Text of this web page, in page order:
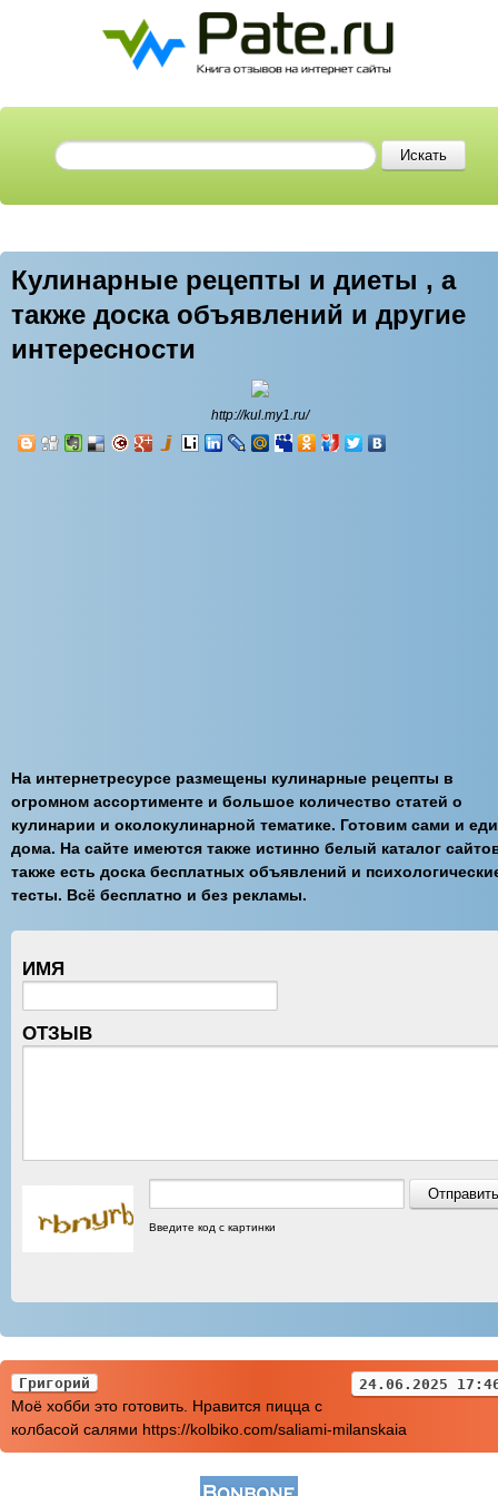
Кулинарные рецепты и диеты , а
также доска объявлений и другие
интересности
http://kul.my1.ru/
На интернетресурсе размещены кулинарные рецепты в
огромном ассортименте и большое количество статей о
кулинарии и околокулинарной тематике. Готовим сами и
дома. На сайте имеются также истинно белый каталог
также есть доска бесплатных объявлений и
тесты. Всё бесплатно и без рекламы.
ИМЯ
ОТЗЫВ
Введите код с картинки
Григорий 24.06.2025
Моё хобби это готовить. Нравится пицца с
колбасой салями https://kolbiko.com/saliami-milanskaia